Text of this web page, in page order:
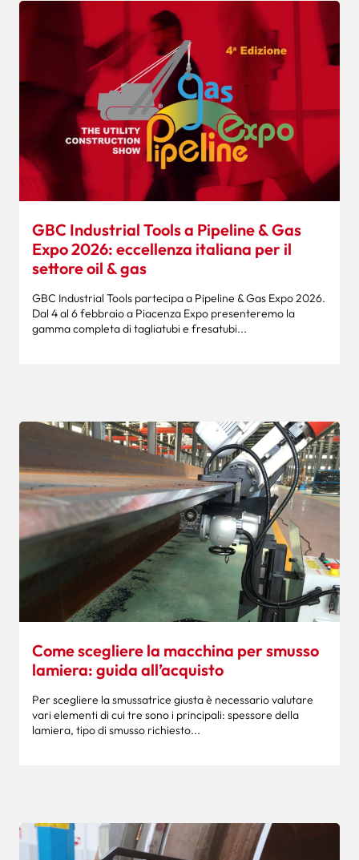
GBC Industrial Tools a Pipeline & Gas
Expo 2026: eccellenza italiana per il
settore oil & gas
GBC Industrial Tools partecipa a Pipeline & Gas Expo 2026.
Dal 4 al 6 febbraio a Piacenza Expo presenteremo la
gamma completa di tagliatubi e fresatubi...
Come scegliere la macchina per smusso
lamiera: guida all’acquisto
Per scegliere la smussatrice giusta è necessario valutare
vari elementi di cui tre sono i principali: spessore della
lamiera, tipo di smusso richiesto...